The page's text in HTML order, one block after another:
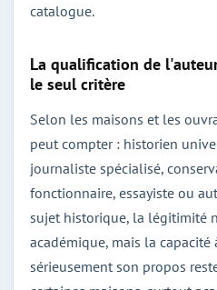
catalogue.
La qualification de
le seul critère
Selon les maisons et les
peut compter : historien
journaliste spécialisé,
fonctionnaire, essayiste ou
sujet historique, la légitimité
académique, mais la capacité
sérieusement son propos